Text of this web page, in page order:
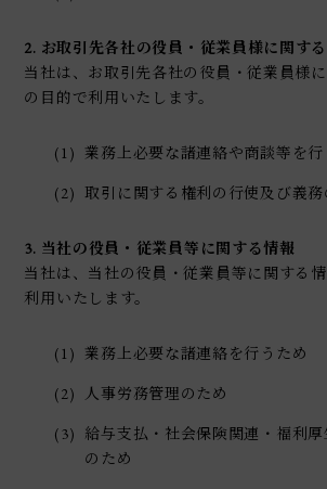
2. お取引先各社の役員・従業員様に関す
当社は、お取引先各社の役員・従業員様
の目的で利用いたします。
(1) 業務上必要な諸連絡や商談等を行
(2) 取引に関する権利の行使及び義務
3. 当社の役員・従業員等に関する情報
当社は、当社の役員・従業員等に関する
利用いたします。
(1) 業務上必要な諸連絡を行うため
(2) 人事労務管理のため
(3)
給与支払・社会保険関連・福利
のため